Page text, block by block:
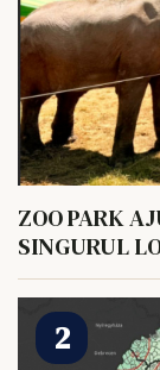
ZOO PARK
SINGURUL
HRANI UN